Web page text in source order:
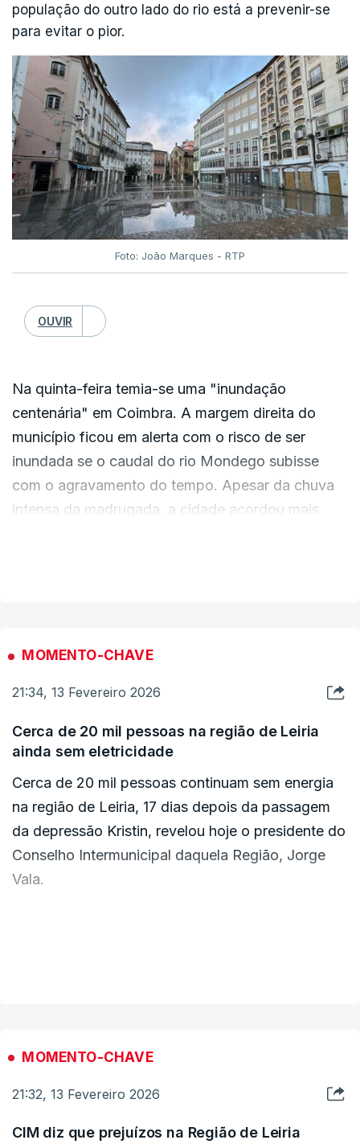
população do outro lado do rio está a prevenir-se
para evitar o pior.
Foto: João Marques - RTP
OUVIR
Na quinta-feira temia-se uma "inundação
centenária" em Coimbra. A margem direita do
município ficou em alerta com o risco de ser
inundada se o caudal do rio Mondego subisse
com o agravamento do tempo. Apesar da chuva
intensa da madrugada, a cidade acordou mais
população evitou circular pelo centro histórico da
evacuação.
MOMENTO-CHAVE
21:34, 13 Fevereiro 2026
Cerca de 20 mil pessoas na região de Leiria
ainda sem eletricidade
Cerca de 20 mil pessoas continuam sem energia
na região de Leiria, 17 dias depois da passagem
da depressão Kristin, revelou hoje o presidente do
Conselho Intermunicipal daquela Região, Jorge
Vala.
grave de resolução. E não se aprendeu nada",
MOMENTO-CHAVE
21:32, 13 Fevereiro 2026
CIM diz que prejuízos na Região de Leiria